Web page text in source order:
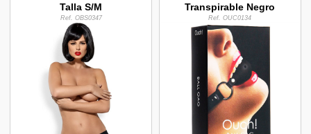
Talla S/M
Ref. OBS0347
Transpirable Negro
Ref. OUC0134